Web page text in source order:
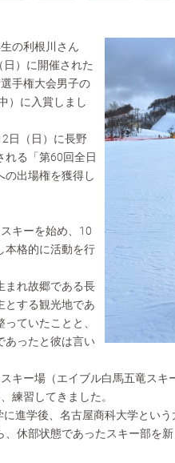
の利根川さん
）に開催された
手権大会男子の
）に入賞しまし
日（日）に長野
れる「第60回全⽇
の出場権を獲得し
キーを始め、10
本格的に活動を行
まれ故郷である長
とする観光地であ
ていたことと、
あったと彼は言い
キー場（エイブル白馬五竜スキ
練習してきました。
進学後、名古屋商科大学とい
休部状態であったスキー部を